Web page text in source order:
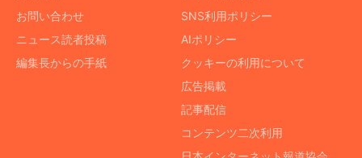
お問い合わせ
ニュース読者投稿
編集長からの手紙
SNS利用ポリシー
AIポリシー
クッキーの利用について
広告掲載
記事配信
コンテンツ二次利用